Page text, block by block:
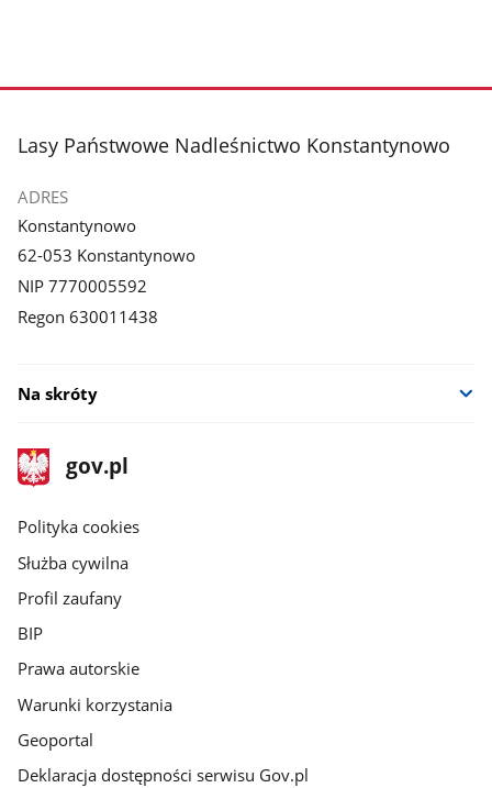
stopka
Lasy Państwowe Nadleśnictwo Konstantynowo
ADRES
Konstantynowo
62-053 Konstantynowo
NIP 7770005592
Regon 630011438
Na skróty
stopka
gov.pl
Strona
gov.pl
gov.pl
Polityka cookies
Służba cywilna
Profil zaufany
BIP
Prawa autorskie
Warunki korzystania
Geoportal
Deklaracja dostępności serwisu Gov.pl